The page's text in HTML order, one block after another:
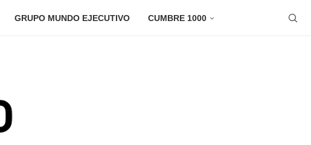
GRUPO MUNDO EJECUTIVO CUMBRE 1000